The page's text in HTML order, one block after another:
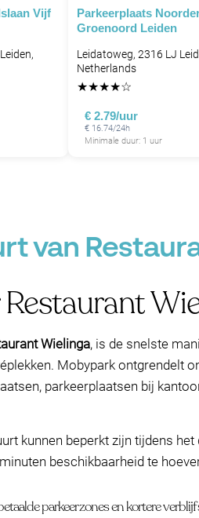
Vijf
Parkeerplaats
Groenoord Leiden
Leidatoweg, 2316 LJ
Netherlands
★★★★☆
€ 2.79/uur
€ 16.74/24h
Minimale duur: 1 uur
van
Wielinga, is de snelste
Mobypark ontgrendelt
parkeerplaatsen bij
kunnen beperkt zijn tijdens
beschikbaarheid te
parkeerzones en kortere